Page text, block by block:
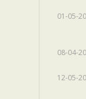
01-05-
08-04-
12-05-